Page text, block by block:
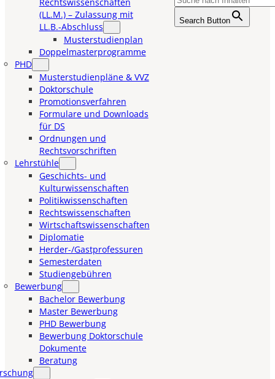
(LL.M.) – Zulassung mit
LL.B.-Abschluss
Musterstudienplan
Doppelmasterprogramme
PHD
Musterstudienpläne & VVZ
Doktorschule
Promotionsverfahren
Formulare und Downloads
für DS
Ordnungen und
Rechtsvorschriften
Lehrstühle
Geschichts- und
Kulturwissenschaften
Politikwissenschaften
Rechtswissenschaften
Wirtschaftswissenschaften
Diplomatie
Herder-/Gastprofessuren
Semesterdaten
Studiengebühren
Bewerbung
Bachelor Bewerbung
Master Bewerbung
PHD Bewerbung
Bewerbung Doktorschule
Dokumente
Beratung
Search Button